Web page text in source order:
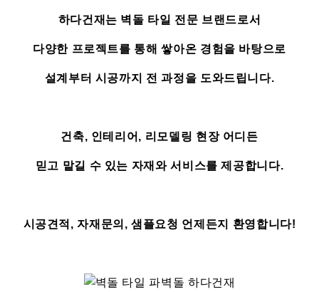
하다건재는 벽돌 타일 전문 브랜드로서
다양한 프로젝트를 통해 쌓아온 경험을 바탕으로
설계부터 시공까지 전 과정을 도와드립니다.
건축, 인테리어, 리모델링 현장 어디든
믿고 맡길 수 있는 자재와 서비스를 제공합니다.
시공견적, 자재문의, 샘플요청 언제든지 환영합니다!